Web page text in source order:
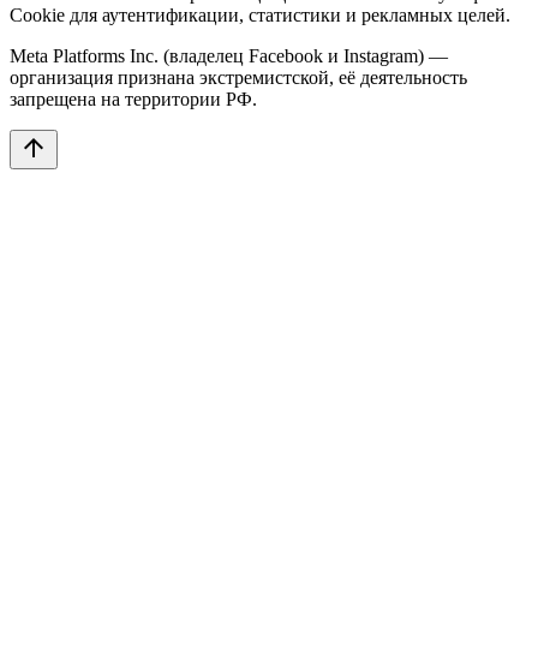
Cookie для аутентификации, статистики и рекламных целей.
Meta Platforms Inc. (владелец Facebook и Instagram) —
организация признана экстремистской, её деятельность
запрещена на территории РФ.
arrow_upward